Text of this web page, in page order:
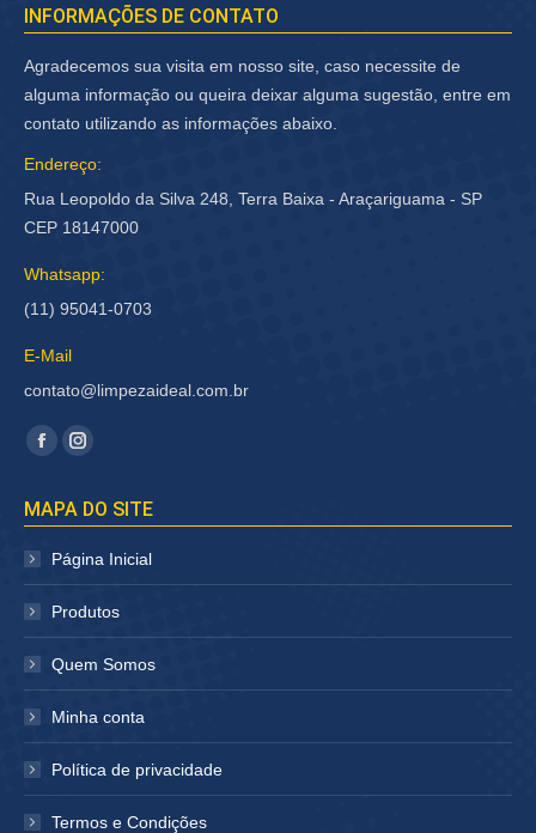
INFORMAÇÕES DE CONTATO
Agradecemos sua visita em nosso site, caso necessite de
alguma informação ou queira deixar alguma sugestão, entre em
contato utilizando as informações abaixo.
Endereço:
Rua Leopoldo da Silva 248, Terra Baixa - Araçariguama - SP
CEP 18147000
Whatsapp:
(11) 95041-0703
E-Mail
contato@limpezaideal.com.br
Encontre-nos em:
Facebook
abre
em
janela
Instagram
abre
janela
MAPA DO SITE
Página Inicial
Produtos
Quem Somos
Minha conta
Política de privacidade
Termos e Condições